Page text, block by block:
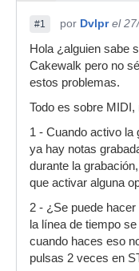
#1 por Dvlpr el
Hola ¿alguien sabe
Cakewalk pero no
estos problemas.
Todo es sobre MIDI,
1 - Cuando activo la
ya hay notas
durante la
que activar alguna
2 - ¿Se puede
la línea de tiempo
cuando haces eso
pulsas 2 veces en